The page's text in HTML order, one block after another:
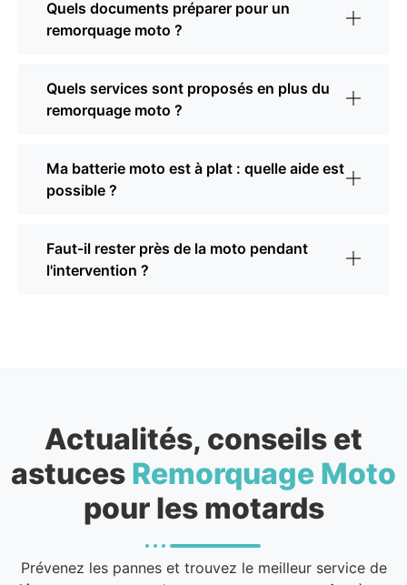
Quels documents préparer pour un
remorquage moto ?
Quels services sont proposés en plus du
remorquage moto ?
Ma batterie moto est à plat : quelle aide est
possible ?
Faut-il rester près de la moto pendant
l'intervention ?
Actualités, conseils et
astuces Remorquage Moto
pour les motards
Prévenez les pannes et trouvez le meilleur service de